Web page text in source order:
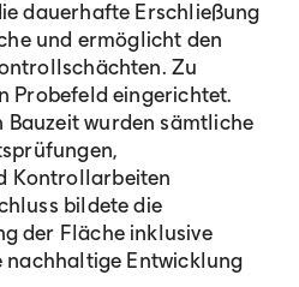
dauerhafte Erschließung
und ermöglicht den
Zu
Probefeld eingerichtet.
Bauzeit wurden sämtliche
Kontrollarbeiten
bildete die
der Fläche inklusive
nachhaltige Entwicklung